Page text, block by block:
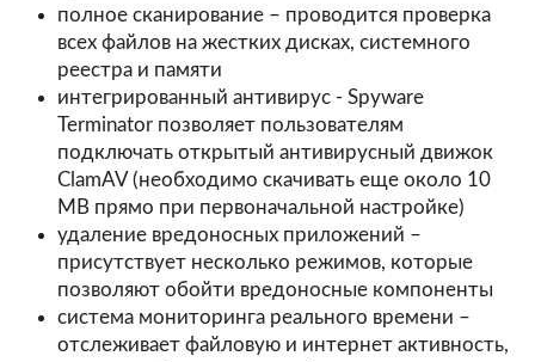
полное сканирование – проводится проверка
всех файлов на жестких дисках, системного
реестра и памяти
интегрированный антивирус - Spyware
Terminator позволяет пользователям
подключать открытый антивирусный движок
ClamAV (необходимо скачивать еще около 10
MB прямо при первоначальной настройке)
удаление вредоносных приложений –
присутствует несколько режимов, которые
позволяют обойти вредоносные компоненты
система мониторинга реального времени –
отслеживает файловую и интернет активность,